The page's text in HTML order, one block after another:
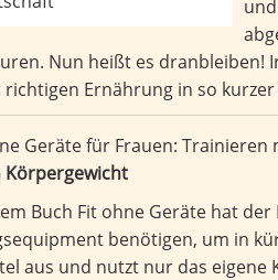
Nun heißt es
Ernährung in so
Körpergewicht
Buch Fit ohne Geräte hat
benötigen, um in
aus und nutzt nur das